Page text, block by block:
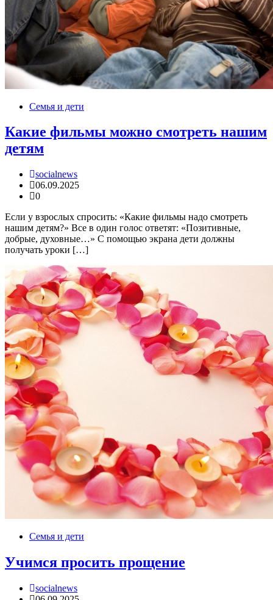
Семья и дети
Какие фильмы можно смотреть нашим
детям
socialnews
06.09.2025
0
Если у взрослых спросить: «Какие фильмы надо смотреть
нашим детям?» Все в один голос ответят: «Позитивные,
добрые, духовные…» С помощью экрана дети должны
получать уроки […]
Семья и дети
Учимся просить прощение
socialnews